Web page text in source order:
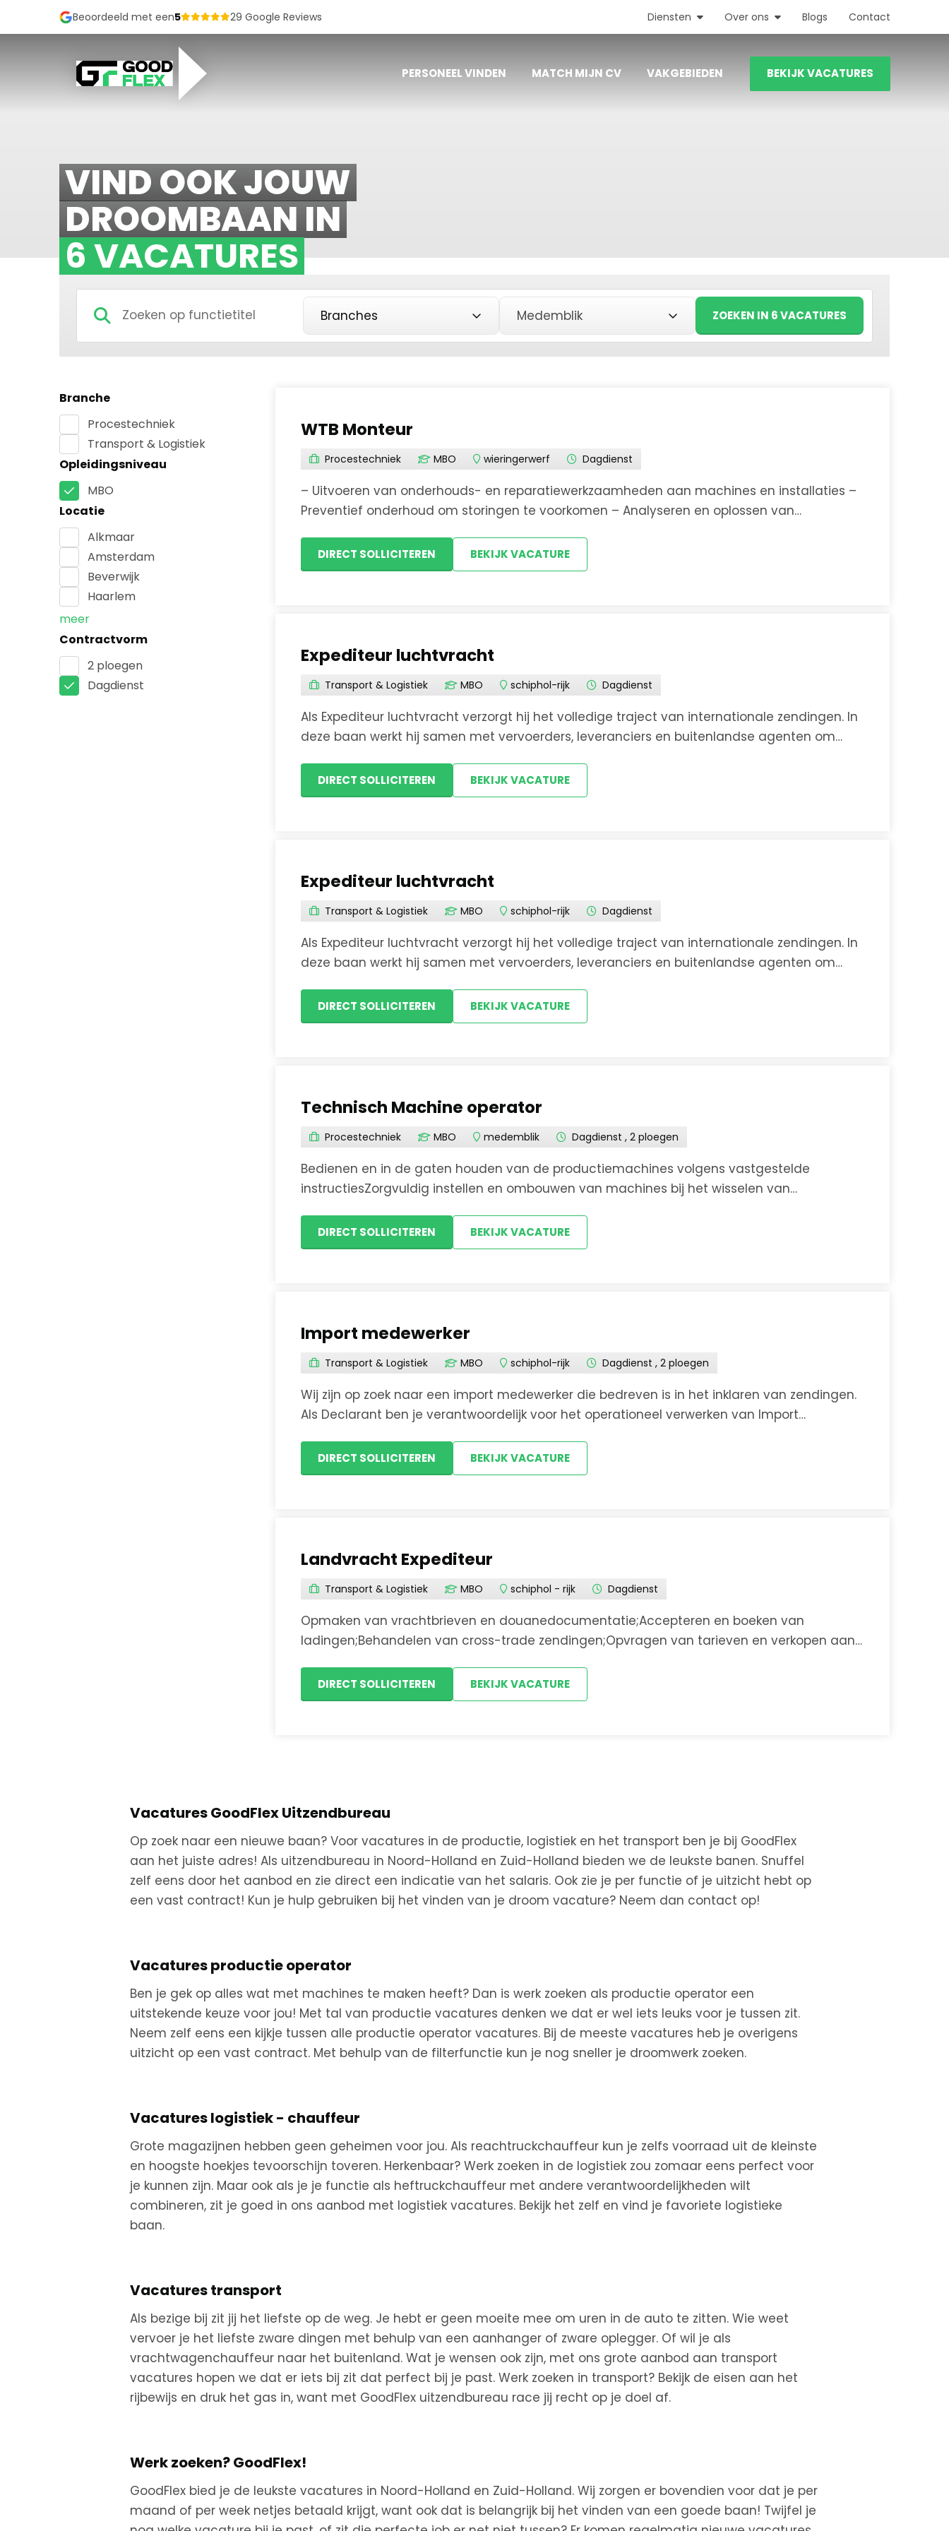
Beoordeeld met een5 29 Google Reviews Diensten Over ons Blogs Contact
PERSONEEL VINDEN MATCH MIJN CV VAKGEBIEDEN BEKIJK VACATURES
VIND OOK JOUW
DROOMBAAN IN
6 VACATURES
Commercieel
Transport & Logistiek
Aalsmeer
Amsterdam Noord
Beverwijk
Enkhuizen
Grootebeek
Grootebroek
Hoofddorp
Hoorn
Ijmuiden
Middenbeemster
Nieuw-Vennep
Oostzaan
Oudkarspel
Purmerend
Schiphol
Schiphol - Rijk
Schiphol-Rijk
Warmenhuizen
Weesp
Wormerveer
Zaandam
Zwaag
ZOEKEN IN 6 VACATURES
Branche
Procestechniek
Transport & Logistiek
Opleidingsniveau
MBO
Locatie
Alkmaar
Amsterdam
Beverwijk
Haarlem
meer
Contractvorm
2 ploegen
Dagdienst
WTB Monteur
Procestechniek MBO wieringerwerf Dagdienst
– Uitvoeren van onderhouds- en reparatiewerkzaamheden aan machines en installaties –
Preventief onderhoud om storingen te voorkomen – Analyseren en oplossen van
geautomat...
DIRECT SOLLICITEREN BEKIJK VACATURE
Expediteur luchtvracht
Transport & Logistiek MBO schiphol-rijk Dagdienst
Als Expediteur luchtvracht verzorgt hij het volledige traject van internationale zendingen. In
deze baan werkt hij samen met vervoerders, leveranciers en buitenlandse agenten om
DIRECT SOLLICITEREN BEKIJK VACATURE
Expediteur luchtvracht
Transport & Logistiek MBO schiphol-rijk Dagdienst
Als Expediteur luchtvracht verzorgt hij het volledige traject van internationale zendingen. In
deze baan werkt hij samen met vervoerders, leveranciers en buitenlandse agenten om
DIRECT SOLLICITEREN BEKIJK VACATURE
Technisch Machine operator
Procestechniek MBO medemblik Dagdienst , 2 ploegen
Bedienen en in de gaten houden van de productiemachines volgens vastgestelde
instructiesZorgvuldig instellen en ombouwen van machines bij het wisselen van
storingen en...
DIRECT SOLLICITEREN BEKIJK VACATURE
Import medewerker
Transport & Logistiek MBO schiphol-rijk Dagdienst , 2 ploegen
Wij zijn op zoek naar een import medewerker die bedreven is in het inklaren van zendingen.
Als Declarant ben je verantwoordelijk voor het operationeel verwerken van Import
DIRECT SOLLICITEREN BEKIJK VACATURE
Landvracht Expediteur
Transport & Logistiek MBO schiphol - rijk Dagdienst
Opmaken van vrachtbrieven en douanedocumentatie;Accepteren en boeken van
ladingen;Behandelen van cross-trade zendingen;Opvragen van tarieven en verkopen aan
problemen;Behandel...
DIRECT SOLLICITEREN BEKIJK VACATURE
Vacatures GoodFlex Uitzendbureau
Op zoek naar een nieuwe baan? Voor vacatures in de productie, logistiek en het transport ben je bij GoodFlex
aan het juiste adres! Als uitzendbureau in Noord-Holland en Zuid-Holland bieden we de leukste banen. Snuffel
zelf eens door het aanbod en zie direct een indicatie van het salaris. Ook zie je per functie of je uitzicht hebt op
een vast contract! Kun je hulp gebruiken bij het vinden van je droom vacature? Neem dan contact op!
Vacatures productie operator
Ben je gek op alles wat met machines te maken heeft? Dan is werk zoeken als productie operator een
uitstekende keuze voor jou! Met tal van productie vacatures denken we dat er wel iets leuks voor je tussen zit.
Neem zelf eens een kijkje tussen alle productie operator vacatures. Bij de meeste vacatures heb je overigens
uitzicht op een vast contract. Met behulp van de filterfunctie kun je nog sneller je droomwerk zoeken.
Vacatures logistiek - chauffeur
Grote magazijnen hebben geen geheimen voor jou. Als reachtruckchauffeur kun je zelfs voorraad uit de kleinste
en hoogste hoekjes tevoorschijn toveren. Herkenbaar? Werk zoeken in de logistiek zou zomaar eens perfect voor
je kunnen zijn. Maar ook als je je functie als heftruckchauffeur met andere verantwoordelijkheden wilt
combineren, zit je goed in ons aanbod met logistiek vacatures. Bekijk het zelf en vind je favoriete logistieke
baan.
Vacatures transport
Als bezige bij zit jij het liefste op de weg. Je hebt er geen moeite mee om uren in de auto te zitten. Wie weet
vervoer je het liefste zware dingen met behulp van een aanhanger of zware oplegger. Of wil je als
vrachtwagenchauffeur naar het buitenland. Wat je wensen ook zijn, met ons grote aanbod aan transport
vacatures hopen we dat er iets bij zit dat perfect bij je past. Werk zoeken in transport? Bekijk de eisen aan het
rijbewijs en druk het gas in, want met GoodFlex uitzendbureau race jij recht op je doel af.
Werk zoeken? GoodFlex!
GoodFlex bied je de leukste vacatures in Noord-Holland en Zuid-Holland. Wij zorgen er bovendien voor dat je per
maand of per week netjes betaald krijgt, want ook dat is belangrijk bij het vinden van een goede baan! Twijfel je